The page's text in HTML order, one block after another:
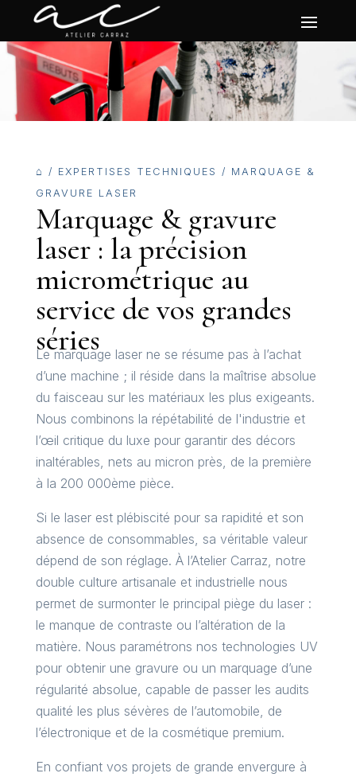
⌂ / EXPERTISES TECHNIQUES / MARQUAGE &
GRAVURE LASER
Marquage & gravure
laser : la précision
micrométrique au
service de vos grandes
séries
Le marquage laser ne se résume pas à l’achat
d’une machine ; il réside dans la maîtrise absolue
du faisceau sur les matériaux les plus exigeants.
Nous combinons la répétabilité de l'industrie et
l’œil critique du luxe pour garantir des décors
inaltérables, nets au micron près, de la première
à la 200 000ème pièce.
Si le laser est plébiscité pour sa rapidité et son
absence de consommables, sa véritable valeur
dépend de son réglage. À l’Atelier Carraz, notre
double culture artisanale et industrielle nous
permet de surmonter le principal piège du laser :
le manque de contraste ou l’altération de la
matière. Nous paramétrons nos technologies UV
pour obtenir une gravure ou un marquage d’une
régularité absolue, capable de passer les audits
qualité les plus sévères de l’automobile, de
l’électronique et de la cosmétique premium.
En confiant vos projets de grande envergure à